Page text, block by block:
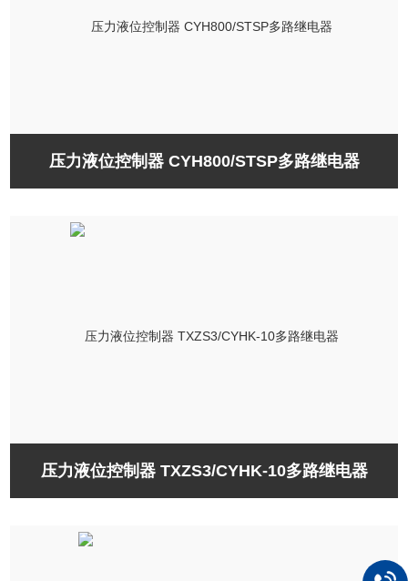
压力液位控制器 CYH800/STSP多路继电器
压力液位控制器 TXZS3/CYHK-10多路继电器